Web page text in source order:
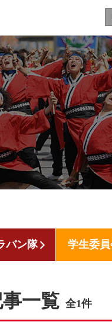
バン隊 学生委
一覧 全1件